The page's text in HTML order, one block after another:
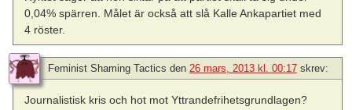
0,04% spärren. Målet är också att slå Kalle Ankapartiet med
4 röster.
Feminist Shaming Tactics den 26 mars, 2013 kl. 00:17 skrev:
Journalistisk kris och hot mot Yttrandefrihetsgrundlagen?